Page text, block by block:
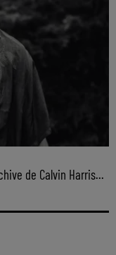
de Calvin Harris...